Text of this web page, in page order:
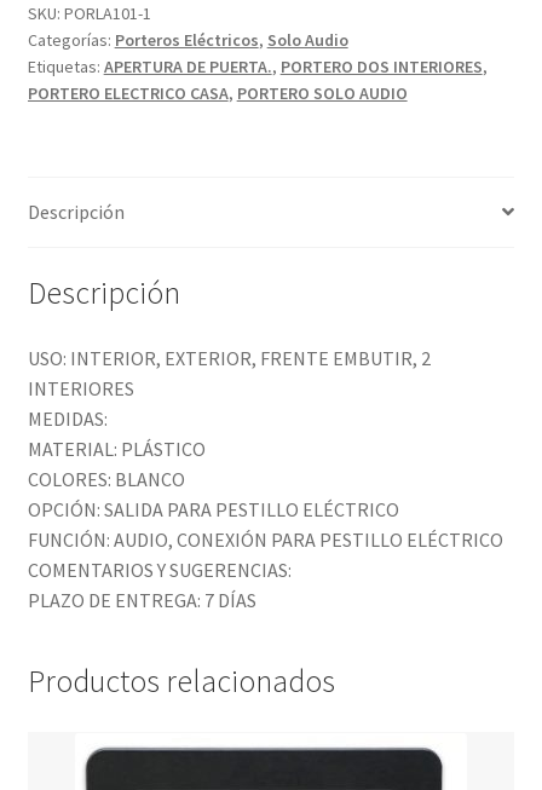
$20.470,00.
SKU: PORLA101-1
Categorías: Porteros Eléctricos, Solo Audio
Etiquetas: APERTURA DE PUERTA., PORTERO DOS INTERIORES,
PORTERO ELECTRICO CASA, PORTERO SOLO AUDIO
Descripción
Descripción
USO: INTERIOR, EXTERIOR, FRENTE EMBUTIR, 2
INTERIORES
MEDIDAS:
MATERIAL: PLÁSTICO
COLORES: BLANCO
OPCIÓN: SALIDA PARA PESTILLO ELÉCTRICO
FUNCIÓN: AUDIO, CONEXIÓN PARA PESTILLO ELÉCTRICO
COMENTARIOS Y SUGERENCIAS:
PLAZO DE ENTREGA: 7 DÍAS
Productos relacionados